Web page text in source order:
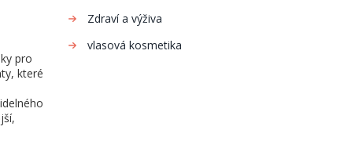
pro
které
Zdraví a výživa
vlasová kosmetika